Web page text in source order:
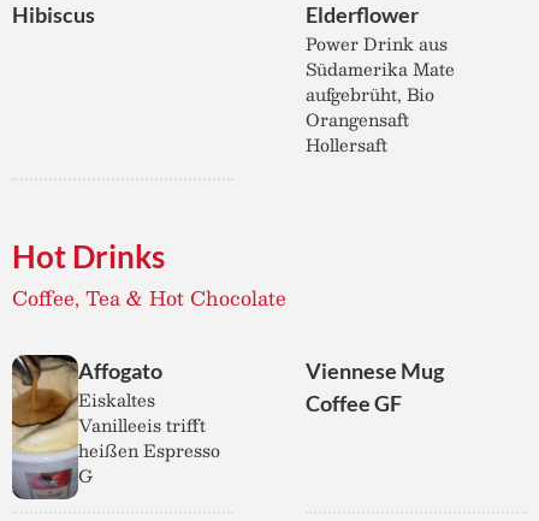
Hibiscus
Elderflower
Power Drink aus
Südamerika Mate
aufgebrüht, Bio
Orangensaft
Hollersaft
Hot Drinks
Coffee, Tea & Hot Chocolate
Affogato
Eiskaltes
Vanilleeis trifft
heißen Espresso
G
Viennese Mug
Coffee GF